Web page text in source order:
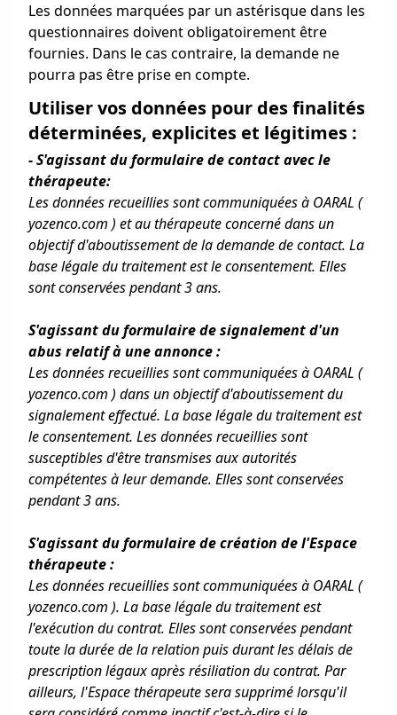
Les données marquées par un astérisque dans les
questionnaires doivent obligatoirement être
fournies. Dans le cas contraire, la demande ne
pourra pas être prise en compte.
Utiliser vos données pour des finalités
déterminées, explicites et légitimes :
- S'agissant du formulaire de contact avec le
thérapeute:
Les données recueillies sont communiquées à OARAL (
yozenco.com ) et au thérapeute concerné dans un
objectif d'aboutissement de la demande de contact. La
base légale du traitement est le consentement. Elles
sont conservées pendant 3 ans.
S'agissant du formulaire de signalement d'un
abus relatif à une annonce :
Les données recueillies sont communiquées à OARAL (
yozenco.com ) dans un objectif d'aboutissement du
signalement effectué. La base légale du traitement est
le consentement. Les données recueillies sont
susceptibles d'être transmises aux autorités
compétentes à leur demande. Elles sont conservées
pendant 3 ans.
S'agissant du formulaire de création de l'Espace
thérapeute :
Les données recueillies sont communiquées à OARAL (
yozenco.com ). La base légale du traitement est
l'exécution du contrat. Elles sont conservées pendant
toute la durée de la relation puis durant les délais de
prescription légaux après résiliation du contrat. Par
ailleurs, l'Espace thérapeute sera supprimé lorsqu'il